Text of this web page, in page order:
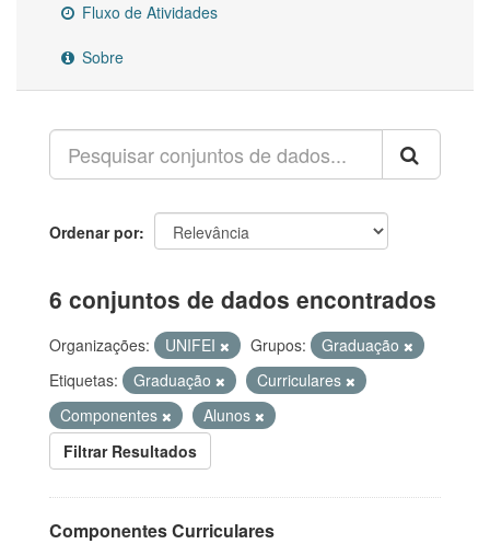
Fluxo de Atividades
Sobre
Ordenar por
6 conjuntos de dados encontrados
Organizações: UNIFEI Grupos:
Graduação
Etiquetas:
Graduação
Curriculares
Componentes
Alunos
Filtrar Resultados
Componentes Curriculares